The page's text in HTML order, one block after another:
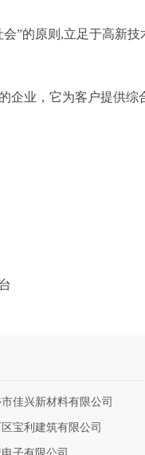
”的原则,立足于高新
企业，它为客户提供
佳兴新材料有限公司
宝利建筑有限公司